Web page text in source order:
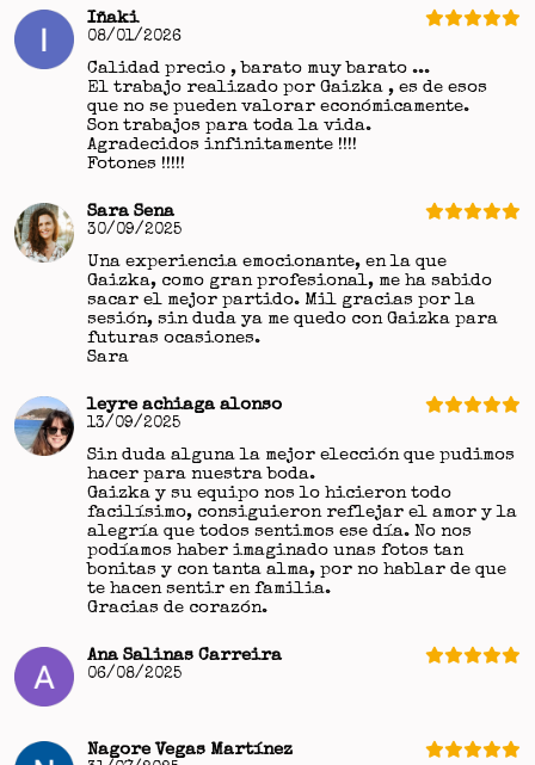
Iñaki
08/01/2026
Calidad precio , barato muy barato ...
El trabajo realizado por Gaizka , es de esos
que no se pueden valorar económicamente.
Son trabajos para toda la vida.
Agradecidos infinitamente !!!!
Fotones !!!!!
Sara Sena
30/09/2025
Una experiencia emocionante, en la que
Gaizka, como gran profesional, me ha sabido
sacar el mejor partido. Mil gracias por la
sesión, sin duda ya me quedo con Gaizka para
futuras ocasiones.
Sara
leyre achiaga alonso
13/09/2025
Sin duda alguna la mejor elección que pudimos
hacer para nuestra boda.
Gaizka y su equipo nos lo hicieron todo
facilísimo, consiguieron reflejar el amor y la
alegría que todos sentimos ese día. No nos
podíamos haber imaginado unas fotos tan
bonitas y con tanta alma, por no hablar de que
te hacen sentir en familia.
Gracias de corazón.
Ana Salinas Carreira
06/08/2025
Nagore Vegas Martínez